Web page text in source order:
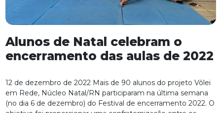
Alunos de Natal celebram o
encerramento das aulas de 2022
12 de dezembro de 2022 Mais de 90 alunos do projeto Vôlei
em Rede, Núcleo Natal/RN participaram na última semana
(no dia 6 de dezembro) do Festival de encerramento 2022. O